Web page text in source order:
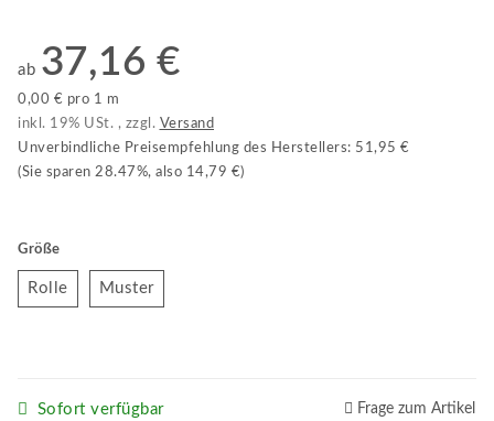
ab 37,16 €
0,00 € pro 1 m
inkl. 19% USt. , zzgl. Versand
Unverbindliche Preisempfehlung des Herstellers: 51,95 €
(Sie sparen 28.47%, also 14,79 €)
Größe
RolleRolleMusterMuster
Sofort verfügbar Frage zum Artikel